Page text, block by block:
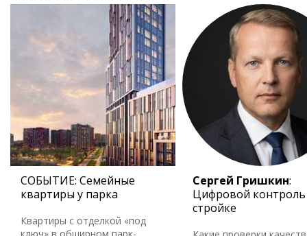
СОБЫТИЕ: Семейные
квартиры у парка
Квартиры с отделкой «под
Сергей Гришкин:
Цифровой
стройке